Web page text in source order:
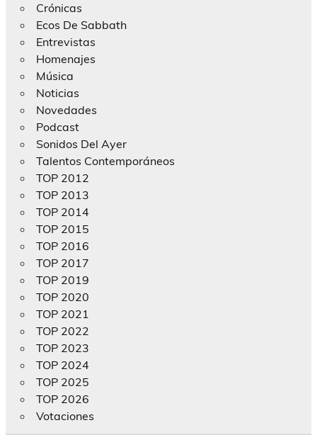
Crónicas
Ecos De Sabbath
Entrevistas
Homenajes
Música
Noticias
Novedades
Podcast
Sonidos Del Ayer
Talentos Contemporáneos
TOP 2012
TOP 2013
TOP 2014
TOP 2015
TOP 2016
TOP 2017
TOP 2019
TOP 2020
TOP 2021
TOP 2022
TOP 2023
TOP 2024
TOP 2025
TOP 2026
Votaciones